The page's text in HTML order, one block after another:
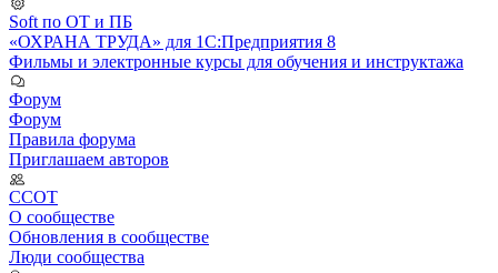
Soft по ОТ и ПБ
«ОХРАНА ТРУДА» для 1С:Предприятия 8
Фильмы и электронные курсы для обучения и инструктажа
Форум
Форум
Правила форума
Приглашаем авторов
ССОТ
О сообществе
Обновления в сообществе
Люди сообщества